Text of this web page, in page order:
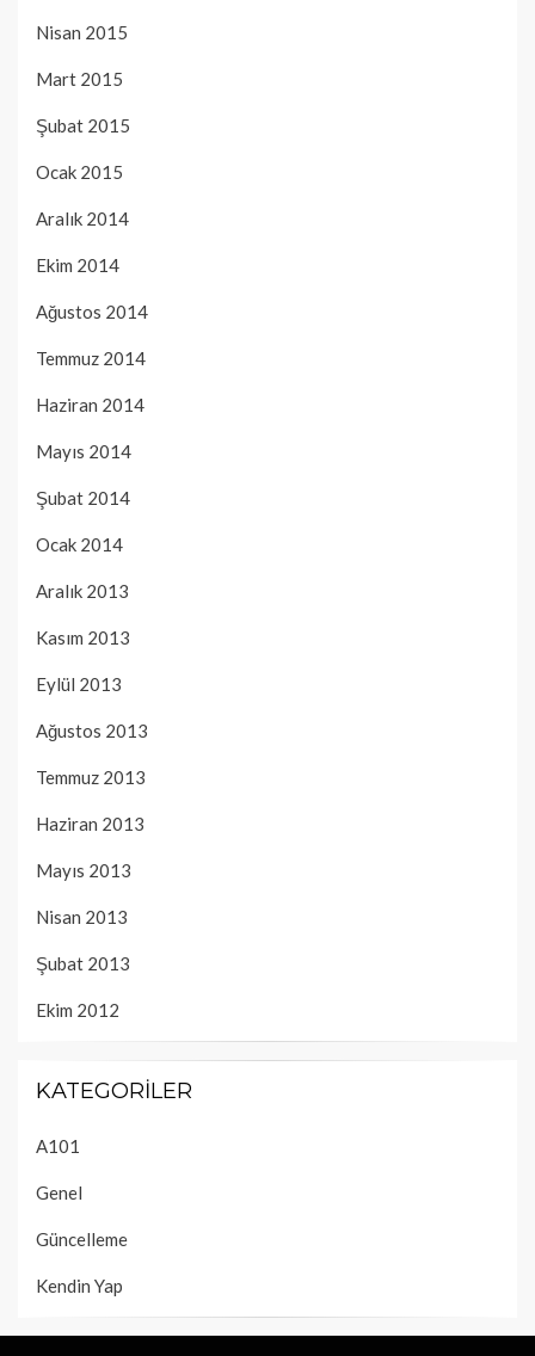
Nisan 2015
Mart 2015
Şubat 2015
Ocak 2015
Aralık 2014
Ekim 2014
Ağustos 2014
Temmuz 2014
Haziran 2014
Mayıs 2014
Şubat 2014
Ocak 2014
Aralık 2013
Kasım 2013
Eylül 2013
Ağustos 2013
Temmuz 2013
Haziran 2013
Mayıs 2013
Nisan 2013
Şubat 2013
Ekim 2012
KATEGORILER
A101
Genel
Güncelleme
Kendin Yap